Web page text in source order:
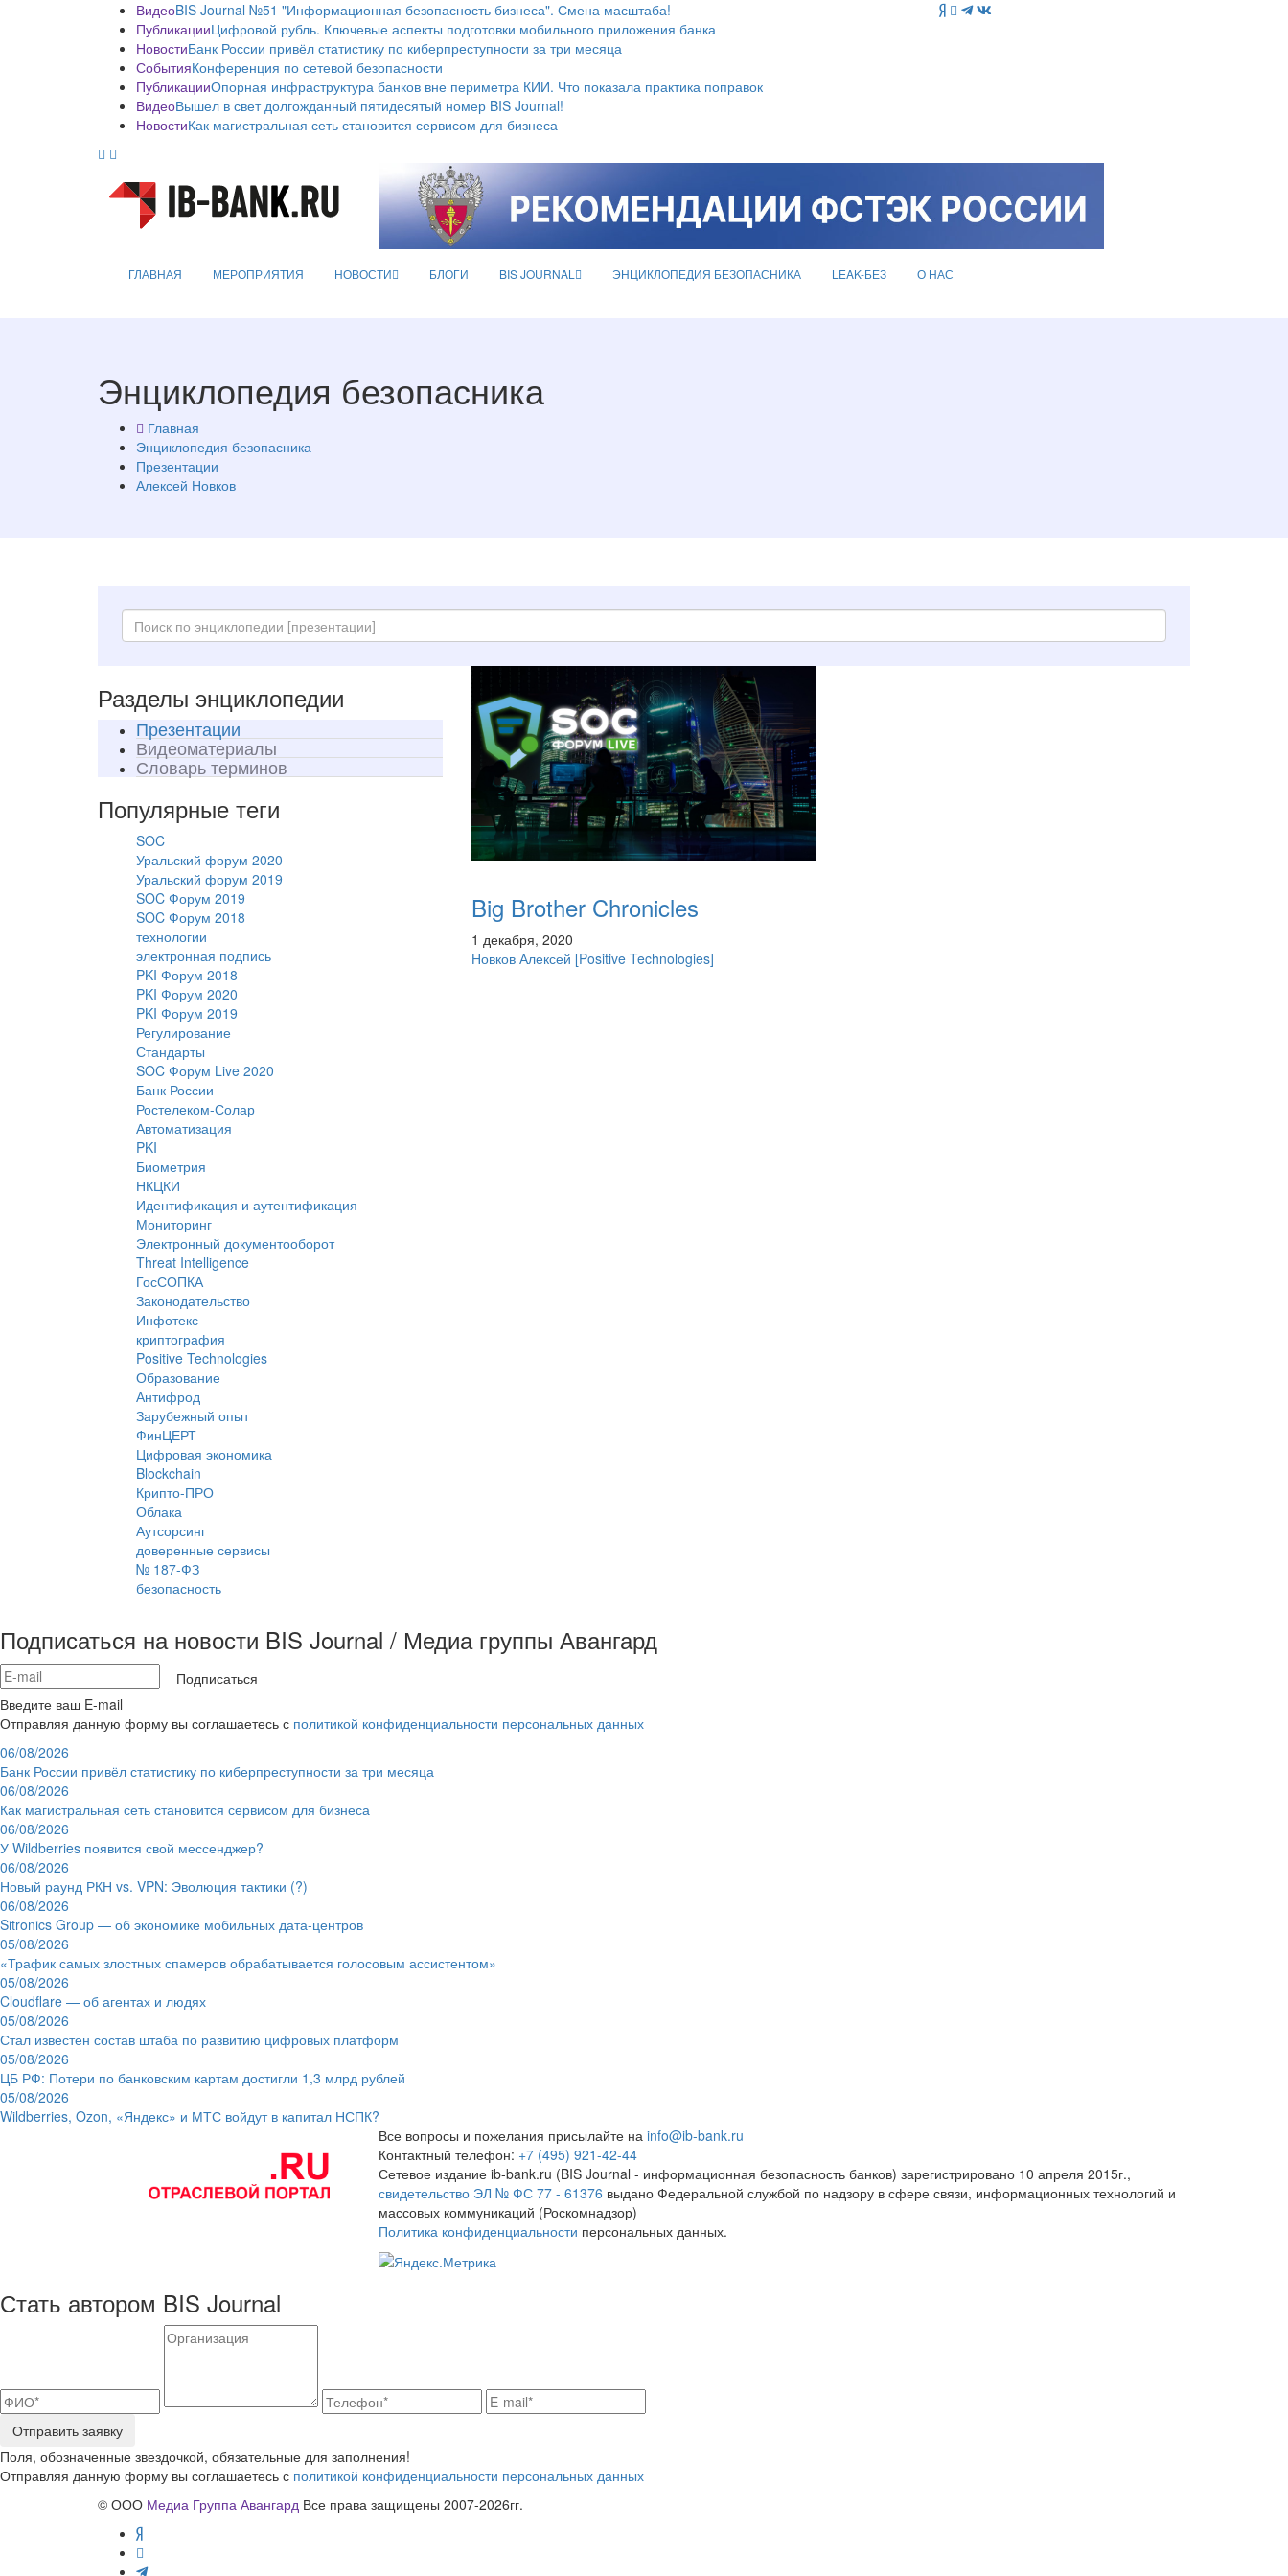
ВидеоBIS Journal №51 "Информационная безопасность бизнеса". Смена масштаба!
ПубликацииЦифровой рубль. Ключевые аспекты подготовки мобильного приложения банка
НовостиБанк России привёл статистику по киберпреступности за три месяца
СобытияКонференция по сетевой безопасности
ПубликацииОпорная инфраструктура банков вне периметра КИИ. Что показала практика поправок
ВидеоВышел в свет долгожданный пятидесятый номер BIS Journal!
НовостиКак магистральная сеть становится сервисом для бизнеса
ГЛАВНАЯ МЕРОПРИЯТИЯ НОВОСТИ БЛОГИ BIS JOURNAL ЭНЦИКЛОПЕДИЯ БЕЗОПАСНИКА LEAK-БЕЗ О НАС
Энциклопедия безопасника
Главная
Энциклопедия безопасника
Презентации
Алексей Новков
Разделы энциклопедии
Презентации
Видеоматериалы
Словарь терминов
Популярные теги
SOC
Уральский форум 2020
Уральский форум 2019
SOC Форум 2019
SOC Форум 2018
технологии
электронная подпись
PKI Форум 2018
PKI Форум 2020
PKI Форум 2019
Регулирование
Стандарты
SOC Форум Live 2020
Банк России
Ростелеком-Солар
Автоматизация
PKI
Биометрия
НКЦКИ
Идентификация и аутентификация
Мониторинг
Электронный документооборот
Threat Intelligence
ГосСОПКА
Законодательство
Инфотекс
криптография
Positive Technologies
Образование
Антифрод
Зарубежный опыт
ФинЦЕРТ
Цифровая экономика
Blockchain
Крипто-ПРО
Облака
Аутсорсинг
доверенные сервисы
№ 187-ФЗ
безопасность
Big Brother Chronicles
1 декабря, 2020
Новков Алексей [Positive Technologies]
Подписаться на новости BIS Journal / Медиа группы Авангард
Подписаться
Введите ваш E-mail
Отправляя данную форму вы соглашаетесь с политикой конфиденциальности персональных данных
06/08/2026
Банк России привёл статистику по киберпреступности за три месяца
06/08/2026
Как магистральная сеть становится сервисом для бизнеса
06/08/2026
У Wildberries появится свой мессенджер?
06/08/2026
Новый раунд РКН vs. VPN: Эволюция тактики (?)
06/08/2026
Sitronics Group — об экономике мобильных дата-центров
05/08/2026
«Трафик самых злостных спамеров обрабатывается голосовым ассистентом»
05/08/2026
Cloudflare — об агентах и людях
05/08/2026
Стал известен состав штаба по развитию цифровых платформ
05/08/2026
ЦБ РФ: Потери по банковским картам достигли 1,3 млрд рублей
05/08/2026
Wildberries, Ozon, «Яндекс» и МТС войдут в капитал НСПК?
Все вопросы и пожелания присылайте на info@ib-bank.ru
Контактный телефон: +7 (495) 921-42-44
Сетевое издание ib-bank.ru (BIS Journal - информационная безопасность банков) зарегистрировано 10 апреля 2015г.,
свидетельство ЭЛ № ФС 77 - 61376 выдано Федеральной службой по надзору в сфере связи, информационных технологий и
массовых коммуникаций (Роскомнадзор)
Политика конфиденциальности персональных данных.
Стать автором BIS Journal
Отправить заявку
Поля, обозначенные звездочкой, обязательные для заполнения!
Отправляя данную форму вы соглашаетесь с политикой конфиденциальности персональных данных
© ООО Медиа Группа Авангард Все права защищены 2007-2026гг.